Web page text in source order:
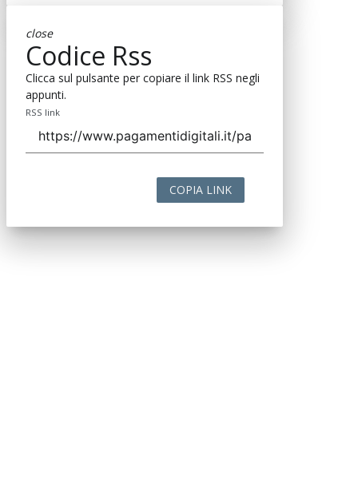
close
Codice Rss
Clicca sul pulsante per copiare il link RSS negli
appunti.
RSS link
COPIA LINK